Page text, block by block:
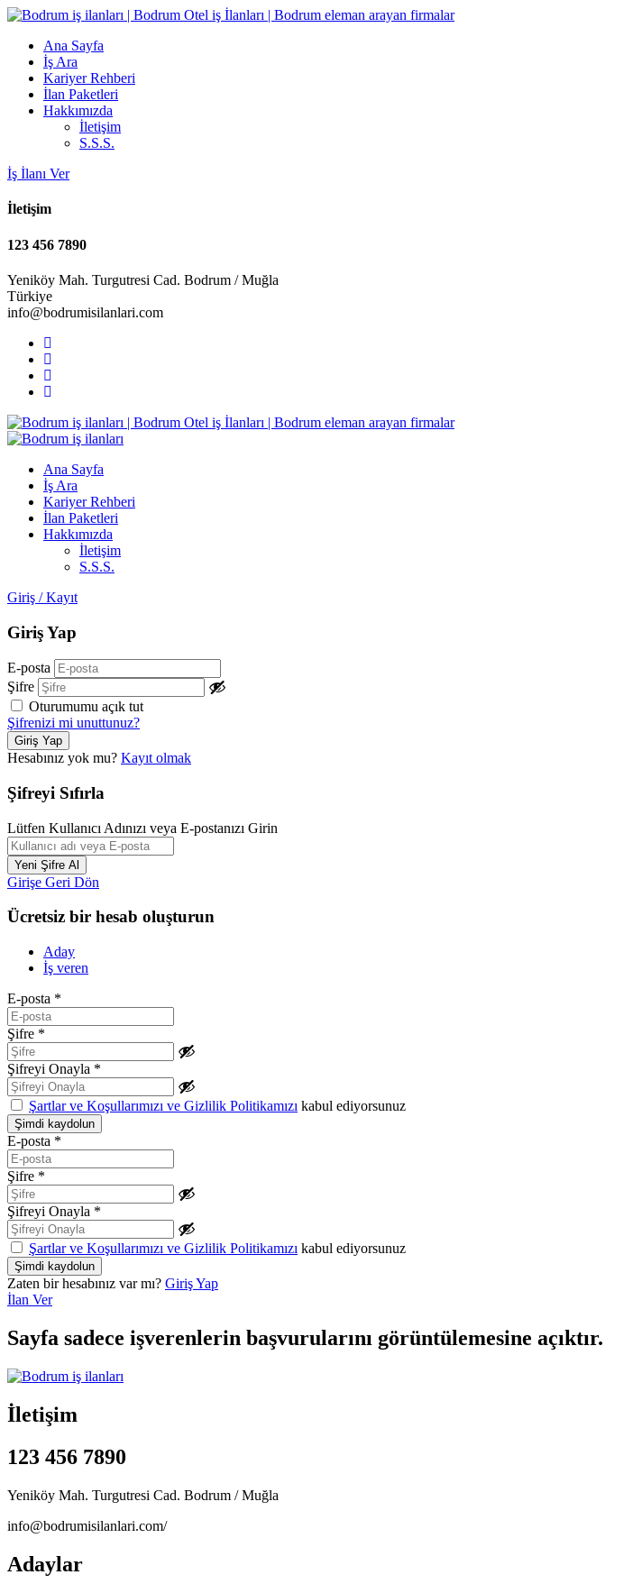
Ana Sayfa
İş Ara
Kariyer Rehberi
İlan Paketleri
Hakkımızda
İletişim
S.S.S.
İş İlanı Ver
İletişim
123 456 7890
Yeniköy Mah. Turgutresi Cad. Bodrum / Muğla
Türkiye
info@bodrumisilanlari.com
Ana Sayfa
İş Ara
Kariyer Rehberi
İlan Paketleri
Hakkımızda
İletişim
S.S.S.
Giriş / Kayıt
Giriş Yap
E-posta
Şifre
Oturumumu açık tut
Şifrenizi mi unuttunuz?
Hesabınız yok mu? Kayıt olmak
Şifreyi Sıfırla
Lütfen Kullanıcı Adınızı veya E-postanızı Girin
Girişe Geri Dön
Ücretsiz bir hesab oluşturun
Aday
İş veren
E-posta *
Şifre *
Şifreyi Onayla *
Şartlar ve Koşullarımızı ve Gizlilik Politikamızı kabul ediyorsunuz
E-posta *
Şifre *
Şifreyi Onayla *
Şartlar ve Koşullarımızı ve Gizlilik Politikamızı kabul ediyorsunuz
Zaten bir hesabınız var mı? Giriş Yap
İlan Ver
Sayfa sadece işverenlerin başvurularını görüntülemesine açıktır.
İletişim
123 456 7890
Yeniköy Mah. Turgutresi Cad. Bodrum / Muğla
info@bodrumisilanlari.com/
Adaylar